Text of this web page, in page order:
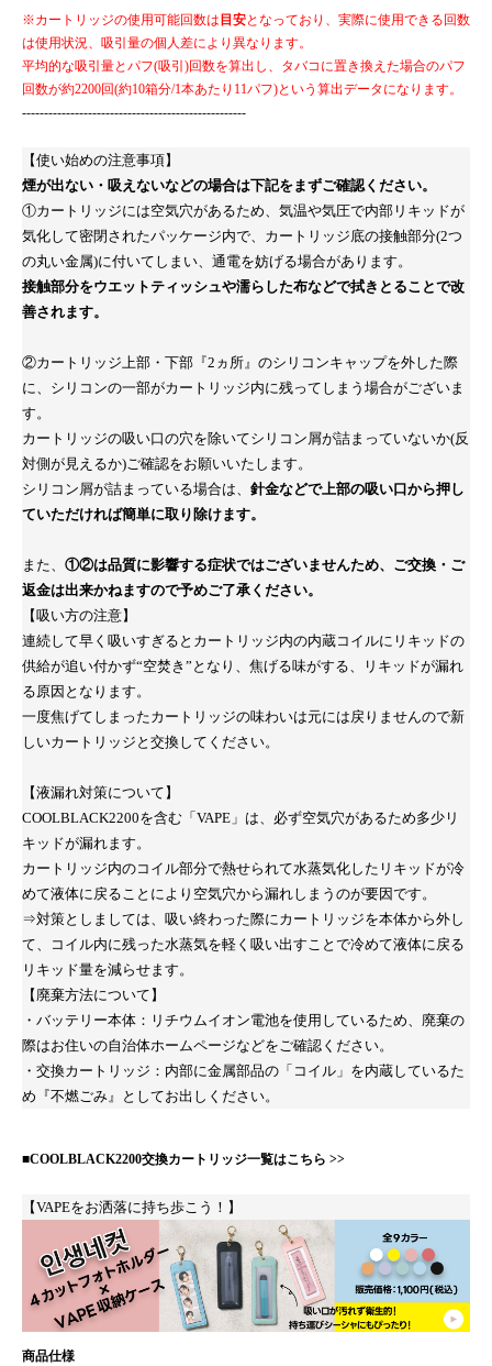
※カートリッジの使用可能回数は 目安となっており、実際に使用できる回数
は使用状況、吸引量の個人差により異なります。
平均的な吸引量とパフ(吸引)回数を算出し、タバコに置き換えた場合のパフ
回数が約2200回(約10箱分/1本あたり11パフ)という算出データになります。
---------------------------------------------------
【使い始めの注意事項】
煙が出ない・吸えないなどの場合は下記をまずご確認ください。
①カートリッジには空気穴があるため、気温や気圧で内部リキッドが
気化して密閉されたパッケージ内で、カートリッジ底の接触部分(2つ
の丸い金属)に付いてしまい、通電を妨げる場合があります。
接触部分をウエットティッシュや濡らした布などで拭きとることで改
善されます。
②カートリッジ上部・下部『2ヵ所』のシリコンキャップを外した際
に、シリコンの一部がカートリッジ内に残ってしまう場合がございま
す。
カートリッジの吸い口の穴を除いてシリコン屑が詰まっていないか(反
対側が見えるか)ご確認をお願いいたします。
シリコン屑が詰まっている場合は、 針金などで上部の吸い口から押し
ていただければ簡単に取り除けます。
また、 ①②は品質に影響する症状ではございませんため、ご交換・ご
返金は出来かねますので予めご了承ください。
【吸い方の注意】
連続して早く吸いすぎるとカートリッジ内の内蔵コイルにリキッドの
供給が追い付かず“空焚き”となり、焦げる味がする、リキッドが漏れ
る原因となります。
一度焦げてしまったカートリッジの味わいは元には戻りませんので新
しいカートリッジと交換してください。
【液漏れ対策について】
COOLBLACK2200を含む「VAPE」は、必ず空気穴があるため多少リ
キッドが漏れます。
カートリッジ内のコイル部分で熱せられて水蒸気化したリキッドが冷
めて液体に戻ることにより空気穴から漏れしまうのが要因です。
⇒対策としましては、吸い終わった際にカートリッジを本体から外し
て、コイル内に残った水蒸気を軽く吸い出すことで冷めて液体に戻る
リキッド量を減らせます。
【廃棄方法について】
・バッテリー本体：リチウムイオン電池を使用しているため、廃棄の
際はお住いの自治体ホームページなどをご確認ください。
・交換カートリッジ：内部に金属部品の「コイル」を内蔵しているた
め『不燃ごみ』としてお出しください。
■COOLBLACK2200交換カートリッジ一覧はこちら >>
【VAPEをお洒落に持ち歩こう！】
商品仕様